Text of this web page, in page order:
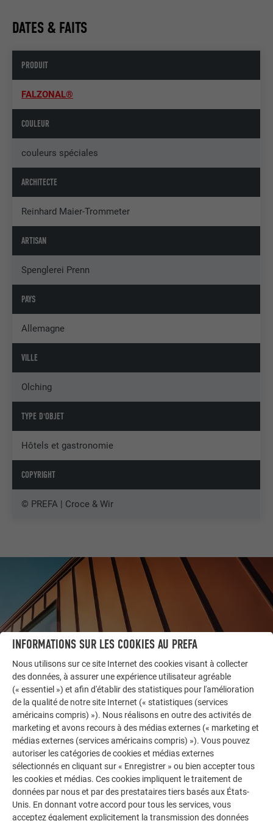
DATES & FAITS
PRODUIT
FALZONAL®
COULEUR
couleurs spéciales
ARCHITECTE
Reinhard Maier-Trommeter
ARTISAN
Spenglerei Prenn
PAYS
Allemagne
VILLE
Olching
TYPE D'OBJET
Hôtels et gastronomie
COPYRIGHT
© PREFA | Croce & Wir
LAISSEZ-VOUS INSPIRER
AUTRES BÂTIMENTS
La galerie de références PREFA démontre la
polyvalence de l’aluminium. Découvrez d’autres projets
impressionnants avec les solutions en aluminium
durables de PREFA pour toitures, systèmes solaires et
façades.
INFORMATIONS SUR LES COOKIES AU PREFA
Nous utilisons sur ce site Internet des cookies visant à collecter
des données, à assurer une expérience utilisateur agréable
(« essentiel ») et afin d'établir des statistiques pour l'amélioration
de la qualité de notre site Internet (« statistiques (services
américains compris) »). Nous réalisons en outre des activités de
marketing et avons recours à des médias externes (« marketing et
médias externes (services américains compris) »). Vous pouvez
autoriser les catégories de cookies et médias externes
sélectionnés en cliquant sur « Enregistrer » ou bien accepter tous
les cookies et médias. Ces cookies impliquent le traitement de
données par nous et par des prestataires tiers basés aux États-
Unis. En donnant votre accord pour tous les services, vous
acceptez également explicitement la transmission des données